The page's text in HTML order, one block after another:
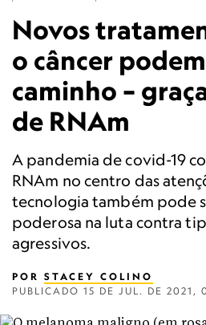
Novos
o câncer
caminho –
de RNAm
A pandemia de covid-19
RNAm no centro das
tecnologia também pode
poderosa na luta contra
agressivos.
POR STACEY COLINO
PUBLICADO 15 DE JUL. DE 2021,